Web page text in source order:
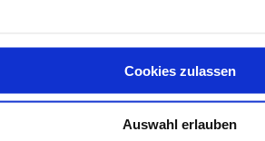
Cookies zulassen
Auswahl erlauben